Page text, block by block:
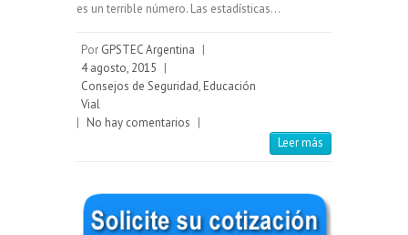
es un terrible número. Las estadísticas…
Por GPSTEC Argentina |
4 agosto, 2015 |
Consejos de Seguridad, Educación
Vial
| No hay comentarios |
Leer más